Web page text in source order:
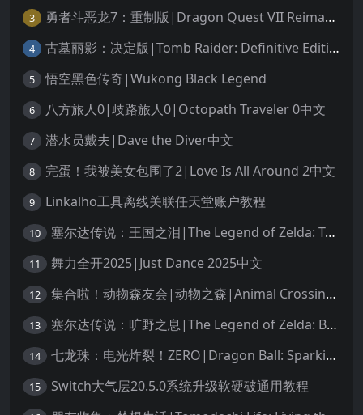
3 勇者斗恶龙7：重制版|Dragon Quest VII Reimagined中文
4 古墓丽影：决定版|Tomb Raider: Definitive Edition中文
5 悟空黑色传奇|Wukong Black Legend
6 八方旅人0|歧路旅人0|Octopath Traveler 0中文
7 潜水员戴夫|Dave the Diver中文
8 完蛋！我被美女包围了2|Love Is All Around 2中文
9 Linkalho工具离线关联任天堂账户教程
10 塞尔达传说：王国之泪|The Legend of Zelda: Tears of the Kingdom中文
11 舞力全开2025|Just Dance 2025中文
12 集合啦！动物森友会|动物之森|Animal Crossing: New Horizons中文
13 塞尔达传说：旷野之息|The Legend of Zelda: Breath of the Wild中文
14 七龙珠：电光炸裂！ZERO|Dragon Ball: Sparking! Zero中文
15 Switch大气层20.5.0系统升级软硬破通用教程